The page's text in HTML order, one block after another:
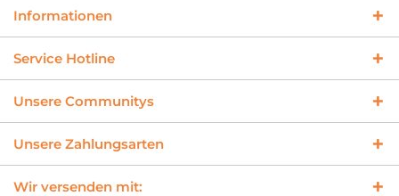
Informationen
Service Hotline
Unsere Communitys
Unsere Zahlungsarten
Wir versenden mit: